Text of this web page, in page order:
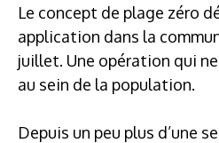
Le concept de plage zéro
application dans la
juillet. Une opération qui
au sein de la population.
Depuis un peu plus d’une